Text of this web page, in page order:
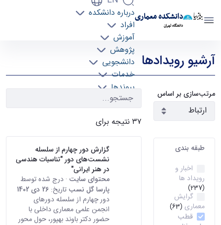
دانشکده معماری
دانشگاه تهران
درباره دانشکده
افراد
آموزش
پژوهش
دانشجویی
خدمات
پیوندها
تماس با ما
رویدادها - دانشکده معماری arch
آرشیو رویدادها
مرتب‌سازی بر اساس
طبقه بندی
اخبار و
رویداد ها
(237)
گرایش
معماری (63)
قطب
۳۷ نتیجه برای
گزارش دور چهارم از سلسله
نشست‌های دور "تناسبات هندسی
در هنر ایرانی"
محتوای سایت · درج شده توسط
پارسا گل نسب تاریخ:26 دی 1402
دور چهارم از سلسله دورهای
انجمن علمی معماری داخلی با
حضور دکتر باوند بهپور، حول محور